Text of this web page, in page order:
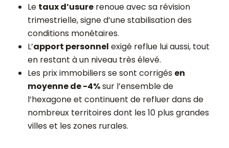
Le taux d’usure renoue avec sa révision
trimestrielle, signe d’une stabilisation des
conditions monétaires.
L’apport personnel exigé reflue lui aussi, tout
en restant à un niveau très élevé.
Les prix immobiliers se sont corrigés en
moyenne de -4%sur l’ensemble de
l’hexagone et continuent de refluer dans de
nombreux territoires dont les 10 plus grandes
villes et les zones rurales.